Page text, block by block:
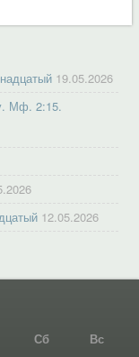
19.05.2026
Мф. 2:15.
12.05.2026
Сб
Вс